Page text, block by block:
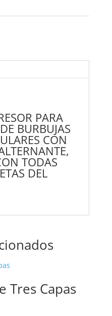
PARA
BURBUJAS
CON
TODAS
DEL
Tres Capas